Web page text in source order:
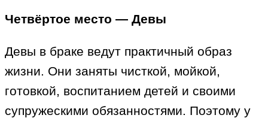
Четвёртое место — Девы
Девы в браке ведут практичный образ
жизни. Они заняты чисткой, мойкой,
готовкой, воспитанием детей и своими
супружескими обязанностями. Поэтому у